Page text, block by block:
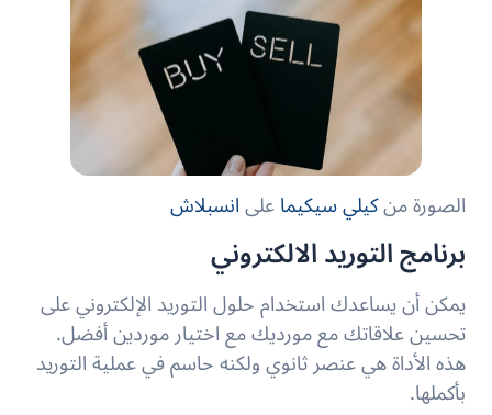
الصورة منكيلي سيكيماعلىانسبلاش
برنامج التوريد الالكتروني
يمكن أن يساعدك استخدام حلول التوريد الإلكتروني على
تحسين علاقاتك مع مورديك مع اختيار موردين أفضل.
هذه الأداة هي عنصر ثانوي ولكنه حاسم في عملية التوريد
بأكملها.